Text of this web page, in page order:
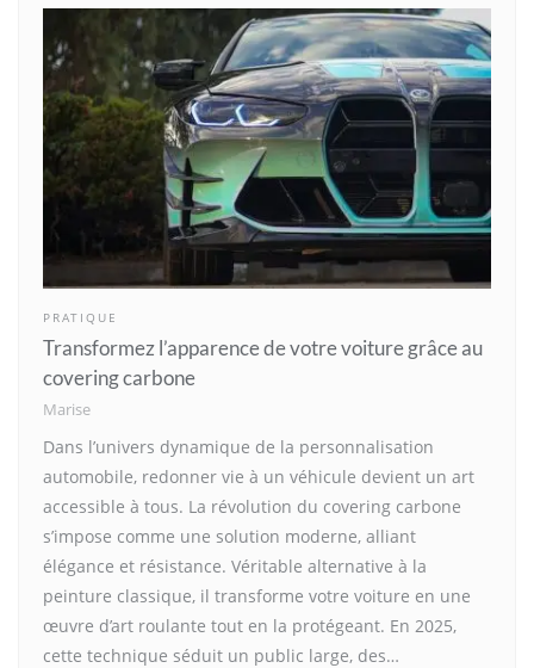
PRATIQUE
Transformez l’apparence de votre voiture grâce au
covering carbone
Marise
Dans l’univers dynamique de la personnalisation
automobile, redonner vie à un véhicule devient un art
accessible à tous. La révolution du covering carbone
s’impose comme une solution moderne, alliant
élégance et résistance. Véritable alternative à la
peinture classique, il transforme votre voiture en une
œuvre d’art roulante tout en la protégeant. En 2025,
cette technique séduit un public large, des…